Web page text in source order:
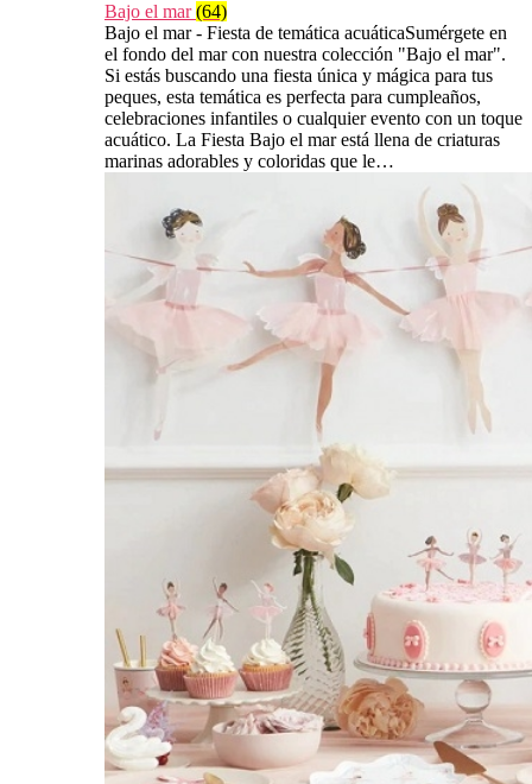
Bajo el mar(64)
Bajo el mar - Fiesta de temática acuáticaSumérgete en
el fondo del mar con nuestra colección "Bajo el mar".
Si estás buscando una fiesta única y mágica para tus
peques, esta temática es perfecta para cumpleaños,
celebraciones infantiles o cualquier evento con un toque
acuático. La Fiesta Bajo el mar está llena de criaturas
marinas adorables y coloridas que le…